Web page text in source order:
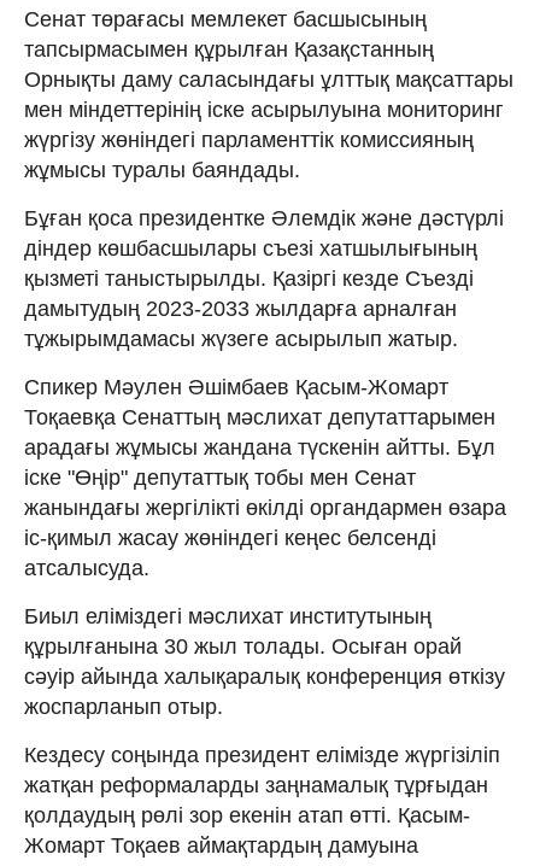
Сенат төрағасы мемлекет басшысының
тапсырмасымен құрылған Қазақстанның
Орнықты даму саласындағы ұлттық мақсаттары
мен міндеттерінің іске асырылуына мониторинг
жүргізу жөніндегі парламенттік комиссияның
жұмысы туралы баяндады.
Бұған қоса президентке Әлемдік және дәстүрлі
діндер көшбасшылары съезі хатшылығының
қызметі таныстырылды. Қазіргі кезде Съезді
дамытудың 2023-2033 жылдарға арналған
тұжырымдамасы жүзеге асырылып жатыр.
Спикер Мәулен Әшімбаев Қасым-Жомарт
Тоқаевқа Сенаттың мәслихат депутаттарымен
арадағы жұмысы жандана түскенін айтты. Бұл
іске "Өңір" депутаттық тобы мен Сенат
жанындағы жергілікті өкілді органдармен өзара
іс-қимыл жасау жөніндегі кеңес белсенді
атсалысуда.
Биыл еліміздегі мәслихат институтының
құрылғанына 30 жыл толады. Осыған орай
сәуір айында халықаралық конференция өткізу
жоспарланып отыр.
Кездесу соңында президент елімізде жүргізіліп
жатқан реформаларды заңнамалық тұрғыдан
қолдаудың рөлі зор екенін атап өтті. Қасым-
Жомарт Тоқаев аймақтардың дамуына